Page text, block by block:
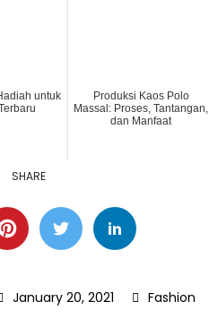
untuk
Produksi Kaos Polo
Massal: Proses, Tantangan,
dan Manfaat
SHARE
January 20, 2021 Fashion